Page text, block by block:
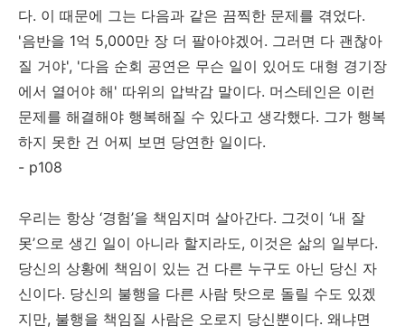
다. 이 때문에 그는 다음과 같은 끔찍한 문제를 겪었다.
'음반을 1억 5,000만 장 더 팔아야겠어. 그러면 다 괜찮아
질 거야', '다음 순회 공연은 무슨 일이 있어도 대형 경기장
에서 열어야 해' 따위의 압박감 말이다. 머스테인은 이런
문제를 해결해야 행복해질 수 있다고 생각했다. 그가 행복
하지 못한 건 어찌 보면 당연한 일이다.
- p108
우리는 항상 ‘경험’을 책임지며 살아간다. 그것이 ‘내 잘
못’으로 생긴 일이 아니라 할지라도, 이것은 삶의 일부다.
당신의 상황에 책임이 있는 건 다른 누구도 아닌 당신 자
신이다. 당신의 불행을 다른 사람 탓으로 돌릴 수도 있겠
지만, 불행을 책임질 사람은 오로지 당신뿐이다. 왜냐면